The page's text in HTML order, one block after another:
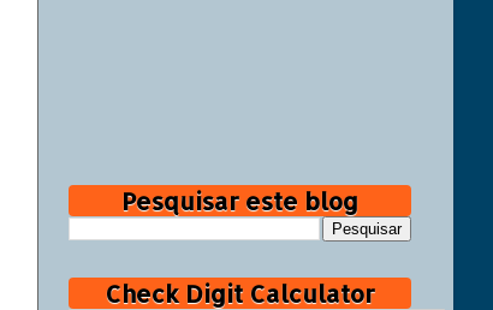
Pesquisar este blog
Check Digit Calculator